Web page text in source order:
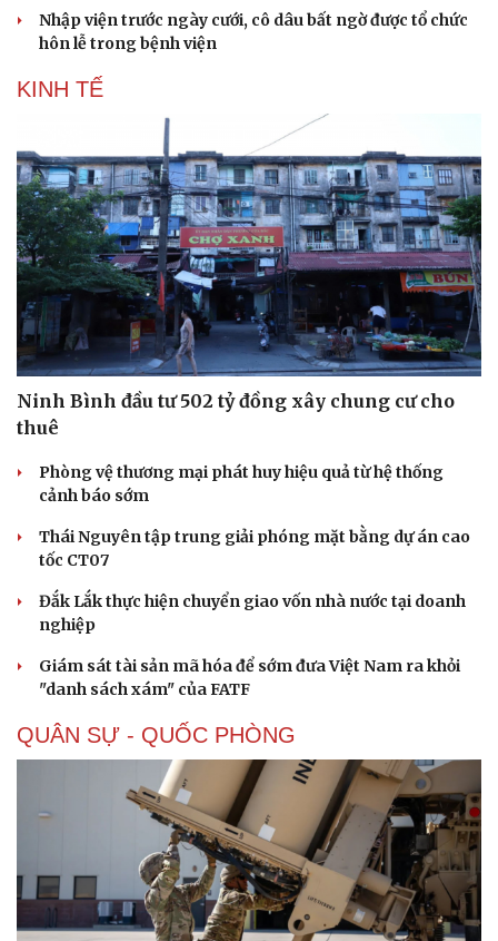
Thông tin doanh nghiệp
Doanh nghiệp 24h
Vì cộng đồng
Sành điệu
Tin Công nghệ
Trải nghiệm
Chuyển đổi số
Nhập viện trước ngày cưới, cô dâu bất ngờ được tổ chức
hôn lễ trong bệnh viện
KINH TẾ
Ninh Bình đầu tư 502 tỷ đồng xây chung cư cho
thuê
Phòng vệ thương mại phát huy hiệu quả từ hệ thống
cảnh báo sớm
Thái Nguyên tập trung giải phóng mặt bằng dự án cao
tốc CT07
Đắk Lắk thực hiện chuyển giao vốn nhà nước tại doanh
nghiệp
Giám sát tài sản mã hóa để sớm đưa Việt Nam ra khỏi
"danh sách xám" của FATF
QUÂN SỰ - QUỐC PHÒNG